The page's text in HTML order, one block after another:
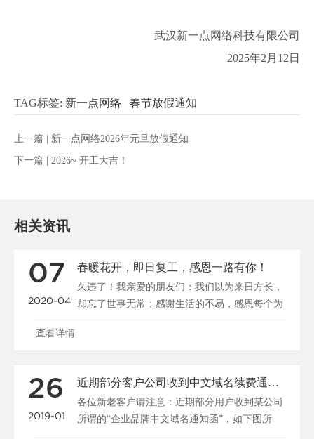
武汉新一点网络科技有限公司
2025年2月12日
TAG标签: 新一点网络 春节放假通知
上一篇 | 新一点网络2026年元旦放假通知
下一篇 | 2026~ 开工大吉！
相关资讯
07
2020-04
春暖花开，即日复工，感恩一路有你！
久违了！我亲爱的朋友们：我们以为来日方长，
却忘了世事无常；感谢生活的不易，感恩每个为
疫情努力的人，愿......
查看详情
26
2019-01
近期部分客户公司收到中文域名续费通知的骗局
各位新老客户请注意：近期部分用户收到某公司
所谓的“企业品牌中文域名通知函”，如下图所
示：近期部分客户......